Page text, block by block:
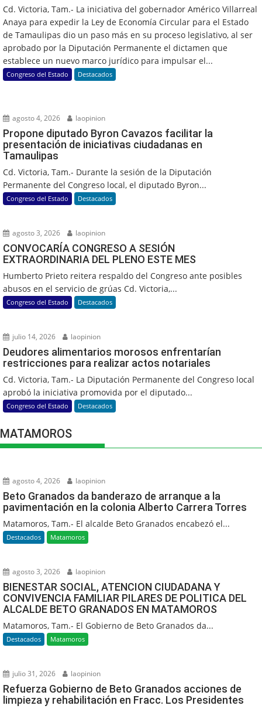
Cd. Victoria, Tam.- La iniciativa del gobernador Américo Villarreal
Anaya para expedir la Ley de Economía Circular para el Estado
de Tamaulipas dio un paso más en su proceso legislativo, al ser
aprobado por la Diputación Permanente el dictamen que
establece un nuevo marco jurídico para impulsar el...
Congreso del Estado Destacados
agosto 4, 2026 laopinion
Propone diputado Byron Cavazos facilitar la
presentación de iniciativas ciudadanas en
Tamaulipas
Cd. Victoria, Tam.- Durante la sesión de la Diputación
Permanente del Congreso local, el diputado Byron...
Congreso del Estado Destacados
agosto 3, 2026 laopinion
CONVOCARÍA CONGRESO A SESIÓN
EXTRAORDINARIA DEL PLENO ESTE MES
Humberto Prieto reitera respaldo del Congreso ante posibles
abusos en el servicio de grúas Cd. Victoria,...
Congreso del Estado Destacados
julio 14, 2026 laopinion
Deudores alimentarios morosos enfrentarían
restricciones para realizar actos notariales
Cd. Victoria, Tam.- La Diputación Permanente del Congreso local
aprobó la iniciativa promovida por el diputado...
Congreso del Estado Destacados
MATAMOROS
agosto 4, 2026 laopinion
Beto Granados da banderazo de arranque a la
pavimentación en la colonia Alberto Carrera Torres
Matamoros, Tam.- El alcalde Beto Granados encabezó el...
Destacados Matamoros
agosto 3, 2026 laopinion
BIENESTAR SOCIAL, ATENCION CIUDADANA Y
CONVIVENCIA FAMILIAR PILARES DE POLITICA DEL
ALCALDE BETO GRANADOS EN MATAMOROS
Matamoros, Tam.- El Gobierno de Beto Granados da...
Destacados Matamoros
julio 31, 2026 laopinion
Refuerza Gobierno de Beto Granados acciones de
limpieza y rehabilitación en Fracc. Los Presidentes